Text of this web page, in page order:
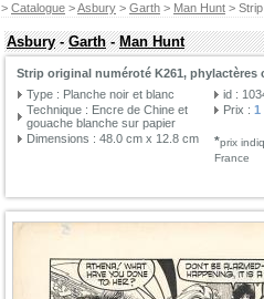
> Catalogue >Asbury > Garth > Man Hunt >
Asbury-Garth-Man Hunt
Strip original numéroté K261, phylactères
Type : Planche noir et blanc
Technique : Encre de Chine et
gouache blanche sur papier
Dimensions : 48.0 cm x 12.8 cm
id :
Prix :1
*prix
France